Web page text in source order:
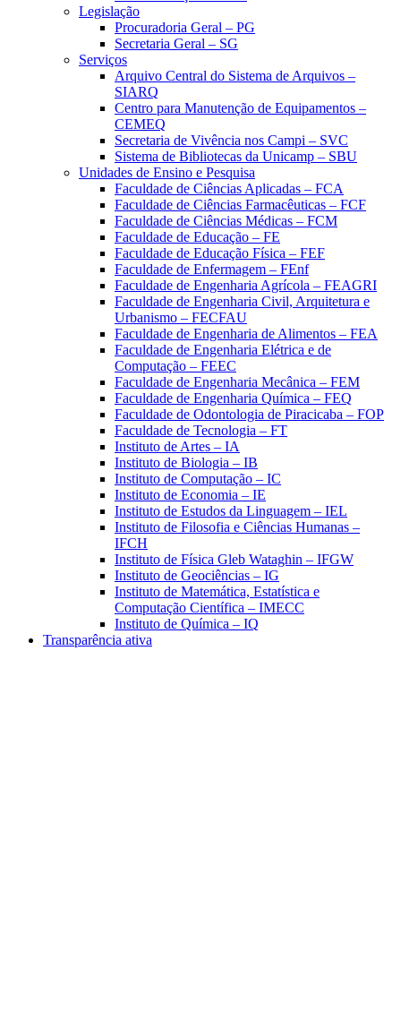
Legislação
Procuradoria Geral – PG
Secretaria Geral – SG
Serviços
Arquivo Central do Sistema de Arquivos –
SIARQ
Centro para Manutenção de Equipamentos –
CEMEQ
Secretaria de Vivência nos Campi – SVC
Sistema de Bibliotecas da Unicamp – SBU
Unidades de Ensino e Pesquisa
Faculdade de Ciências Aplicadas – FCA
Faculdade de Ciências Farmacêuticas – FCF
Faculdade de Ciências Médicas – FCM
Faculdade de Educação – FE
Faculdade de Educação Física – FEF
Faculdade de Enfermagem – FEnf
Faculdade de Engenharia Agrícola – FEAGRI
Faculdade de Engenharia Civil, Arquitetura e
Urbanismo – FECFAU
Faculdade de Engenharia de Alimentos – FEA
Faculdade de Engenharia Elétrica e de
Computação – FEEC
Faculdade de Engenharia Mecânica – FEM
Faculdade de Engenharia Química – FEQ
Faculdade de Odontologia de Piracicaba – FOP
Faculdade de Tecnologia – FT
Instituto de Artes – IA
Instituto de Biologia – IB
Instituto de Computação – IC
Instituto de Economia – IE
Instituto de Estudos da Linguagem – IEL
Instituto de Filosofia e Ciências Humanas –
IFCH
Instituto de Física Gleb Wataghin – IFGW
Instituto de Geociências – IG
Instituto de Matemática, Estatística e
Computação Científica – IMECC
Instituto de Química – IQ
Transparência ativa